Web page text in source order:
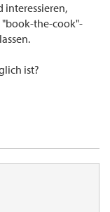
interessieren,
"book-the-cook"-
ist?